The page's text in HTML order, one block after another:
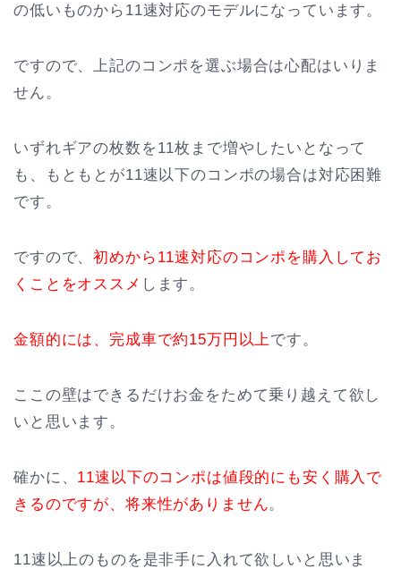
の低いものから11速対応のモデルになっています。
ですので、上記のコンポを選ぶ場合は心配はいりま
せん。
いずれギアの枚数を11枚まで増やしたいとなって
も、もともとが11速以下のコンポの場合は対応困難
です。
ですので、初めから11速対応のコンポを購入してお
くことをオススメ します。
金額的には、完成車で約15万円以上 です。
ここの壁はできるだけお金をためて乗り越えて欲し
いと思います。
確かに、 11速以下のコンポは値段的にも安く購入で
きるのですが、将来性がありません。
11速以上のものを是非手に入れて欲しいと思いま